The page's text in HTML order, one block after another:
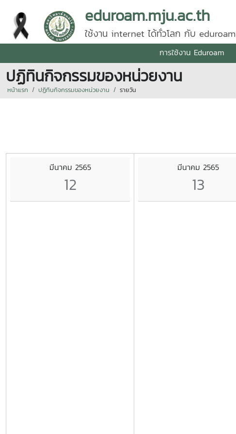
eduroam.mju.ac.th
ใช้งาน internet ได้ทั่วโลก กับ eduroam
การใช้งาน Eduroam
ปฏิทินกิจกรรมของหน่วยงาน
หน้าแรก ปฏิทินกิจกรรมของหน่วยงาน รายวัน
มีนาคม 2565
12
มีนาคม 2565
13